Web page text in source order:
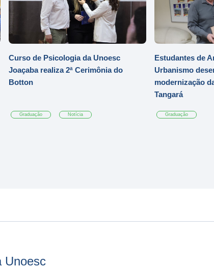
Curso de Psicologia da Unoesc
Joaçaba realiza 2ª Cerimônia do
Botton
Graduação Notícia
Estudantes de
Urbanismo
modernização
Tangará
Graduação
Unoesc